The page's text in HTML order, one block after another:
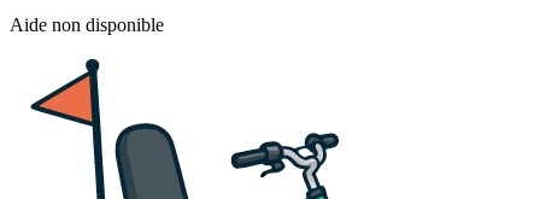
Aide non disponible